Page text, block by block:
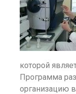
которой
Программа
организацию